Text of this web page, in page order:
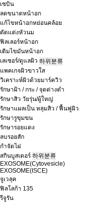
เซบิน
ลดขนาดหน้าอก
แก้ไขหน้าอกหย่อนคล้อย
ตัดแต่งหัวนม
ฟิลเลอร์หน้าอก
เติมไขมันหน้าอก
เลเซอร์/ดูแลผิว 하위분류
แพคเกจผิวขาวใส
วิเคราะห์ผิวด้วยมาร์ควิว
รักษาฝ้า / กระ / จุดด่างดำ
รักษาสิว วัยรุ่น/ผู้ใหญ่
รักษาแผลเป็น หลุมสิว / ฟื้นฟูผิว
รักษารูขุมขน
รักษารอยแดง
ลบรอยสัก
กำจัดไฝ
สกินบูสเตอร์ 하위분류
EXOSOME(Cytovesicle)
EXOSOME(ISCE)
จูเวลุค
ฟิลโลก้า 135
รีจูรัน